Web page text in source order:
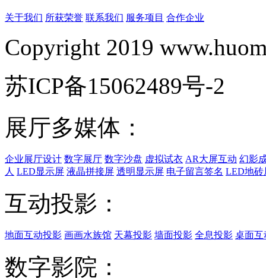
关于我们 所获荣誉 联系我们 服务项目 合作企业
Copyright 2019
苏ICP备15062489号-2
展厅多媒体：
企业展厅设计 数字展厅 数字沙盘 虚拟试衣 AR大屏互动 幻影
人 LED显示屏 液晶拼接屏 透明显示屏 电子留言签名 LED地砖
互动投影：
地面互动投影 画画水族馆 天幕投影 墙面投影 全息投影 桌面互
数字影院：